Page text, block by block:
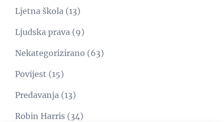
Ljetna škola (13)
Ljudska prava (9)
Nekategorizirano (63)
Povijest (15)
Predavanja (13)
Robin Harris (34)